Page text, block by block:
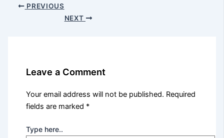
PREVIOUS
NEXT
Leave a Comment
Your email address will not be published. Required
fields are marked *
Type here..